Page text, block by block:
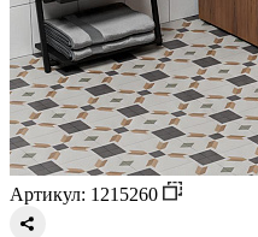
Артикул: 1215260